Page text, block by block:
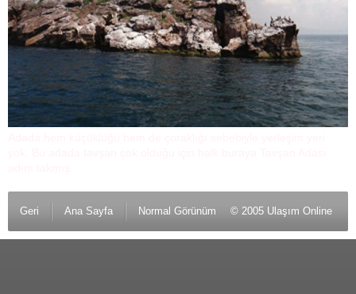
Geri Ana Sayfa Normal Görünüm © 2005 Ulaşım Online